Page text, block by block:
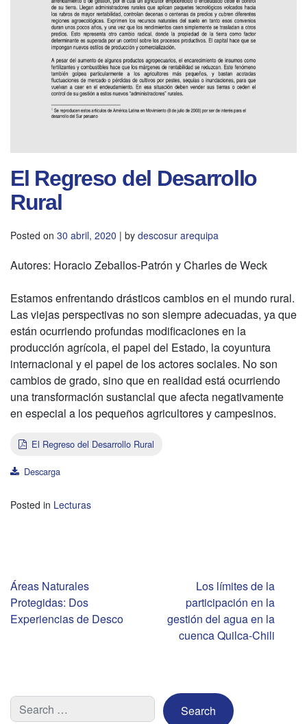
El Regreso del Desarrollo
Rural
Posted on 30 abril, 2020 | by descosur arequipa
Autores: Horacio Zeballos-Patrón y Charles de Weck
Estamos enfrentando drásticos cambios en el mundo rural.
Las viejas perspectivas no son siempre adecuadas, ya que
están ocurriendo profundas modificaciones en la
producción agrícola, el papel del Estado, la coyuntura
internacional y el papel de los actores sociales. No son
cambios de grado, sino que en realidad está ocurriendo
una transformación sustancial que afecta negativamente
en especial a los pequeños agricultores y campesinos.
El Regreso del Desarrollo Rural
Descarga
Posted in Lecturas
Navegación
de
Áreas Naturales
Protegidas: Dos
Experiencias de Desco
Los límites de la
participación en la
gestión del agua en la
cuenca Quilca-Chili